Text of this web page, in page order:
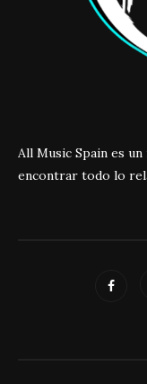
All Music Spain es
encontrar todo lo